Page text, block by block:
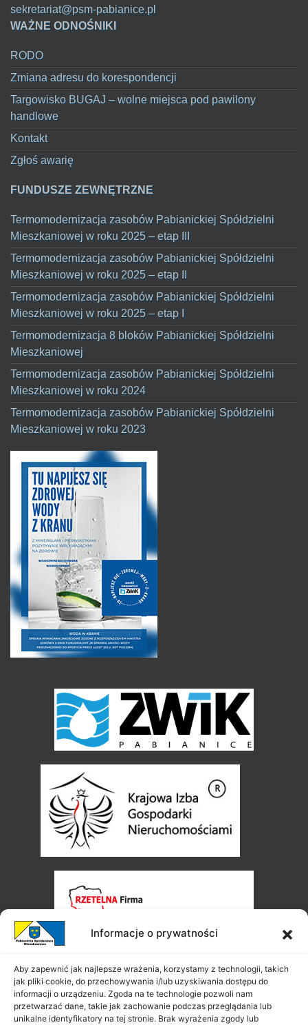
Informacje o prywatności
Aby zapewnić jak najlepsze wrażenia, korzystamy z technologii, takich
jak pliki cookie, do przechowywania i/lub uzyskiwania dostępu do
informacji o urządzeniu. Zgoda na te technologie pozwoli nam
przetwarzać dane, takie jak zachowanie podczas przeglądania lub
unikalne identyfikatory na tej stronie. Brak wyrażenia zgody lub
sekretariat@psm-pabianice.pl
WAŻNE ODNOŚNIKI
RODO
Zmiana adresu do korespondencji
Targowisko BUGAJ – wolne miejsca pod pawilony
handlowe
Kontakt
Zgłoś awarię
FUNDUSZE ZEWNĘTRZNE
Termomodernizacja zasobów Pabianickiej Spółdzielni
Mieszkaniowej w roku 2025 – etap III
Termomodernizacja zasobów Pabianickiej Spółdzielni
Mieszkaniowej w roku 2025 – etap II
Termomodernizacja zasobów Pabianickiej Spółdzielni
Mieszkaniowej w roku 2025 – etap I
Termomodernizacja 8 bloków Pabianickiej Spółdzielni
Mieszkaniowej
Termomodernizacja zasobów Pabianickiej Spółdzielni
Mieszkaniowej w roku 2024
Termomodernizacja zasobów Pabianickiej Spółdzielni
Mieszkaniowej w roku 2023